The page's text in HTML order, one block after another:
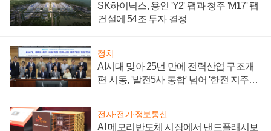
SK하이닉스, 용인 'Y2' 팹과 청주 'M17' 팹
건설에 54조 투자 결정
정치
AI시대 맞아 25년 만에 전력산업 구조개
편 시동, '발전5사 통합' 넘어 '한전 지주사'
전자·전기·정보통신
AI 메모리반도체 시장에서 낸드플래시보